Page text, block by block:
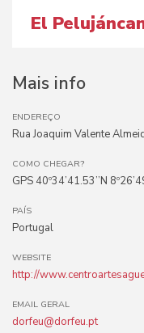
El
Mais info
ENDEREÇO
Rua Joaquim Valente
COMO CHEGAR?
GPS 40º34’41.53’’N
PAÍS
Portugal
WEBSITE
http://
EMAIL GERAL
dorfeu@dorfeu.pt